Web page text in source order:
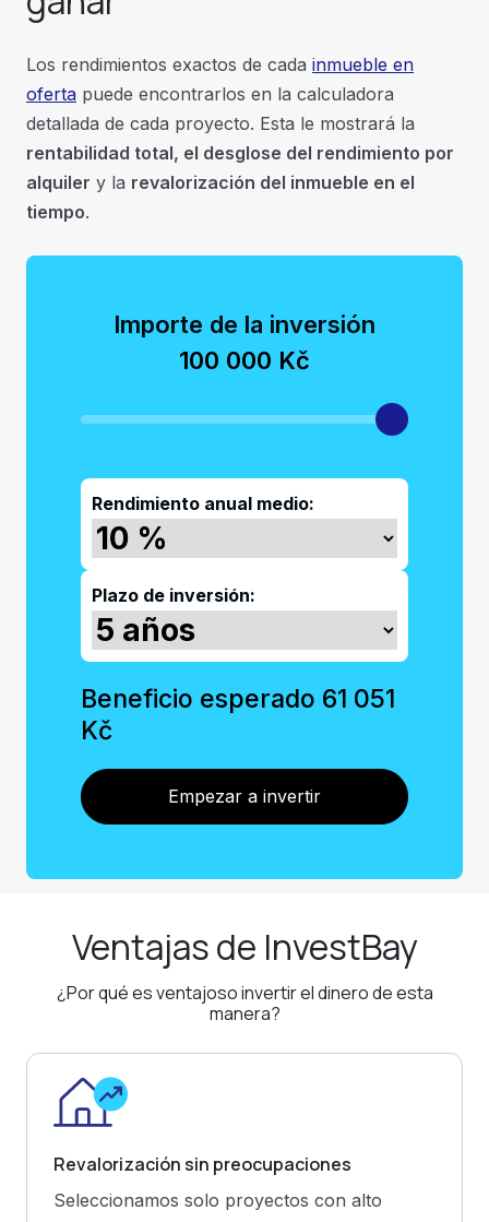
Los rendimientos exactos de cada inmueble en
oferta puede encontrarlos en la calculadora
detallada de cada proyecto. Esta le mostrará la
rentabilidad total, el desglose del rendimiento por
alquiler y la revalorización del inmueble en el
tiempo.
Importe de la inversión
100 000 Kč
Rendimiento anual medio:
Plazo de inversión:
Beneficio esperado 61 051
Kč
Empezar a invertir
Ventajas de InvestBay
¿Por qué es ventajoso invertir el dinero de esta
manera?
Revalorización sin preocupaciones
Seleccionamos solo proyectos con alto